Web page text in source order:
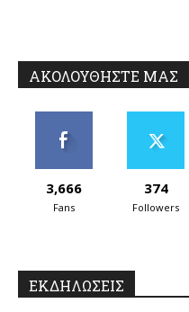
ΑΚΟΛΟΥΘΗΣΤΕ ΜΑΣ
3,666
Fans
374
Followers
ΕΚΔΗΛΩΣΕΙΣ